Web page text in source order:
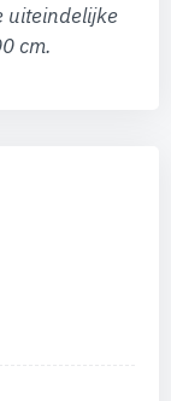
uiteindelijke
cm.